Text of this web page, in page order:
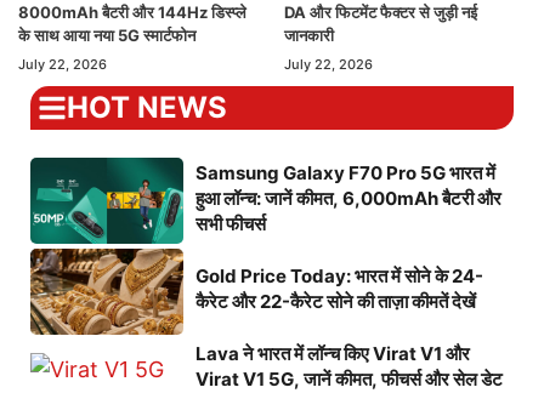
8000mAh बैटरी और 144Hz डिस्प्ले
के साथ आया नया 5G स्मार्टफोन
July 22, 2026
DA और फिटमेंट फैक्टर से जुड़ी नई
जानकारी
July 22, 2026
HOT NEWS
Samsung Galaxy F70 Pro 5G भारत में
हुआ लॉन्च: जानें कीमत, 6,000mAh बैटरी और
सभी फीचर्स
Gold Price Today: भारत में सोने के 24-
कैरेट और 22-कैरेट सोने की ताज़ा कीमतें देखें
Lava ने भारत में लॉन्च किए Virat V1 और
Virat V1 5G, जानें कीमत, फीचर्स और सेल डेट